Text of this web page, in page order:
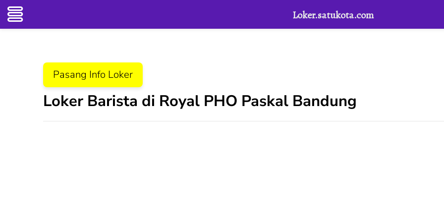
Pasang Info Loker
Loker Barista di Royal PHO Paskal Bandung
Loker.satukota.com